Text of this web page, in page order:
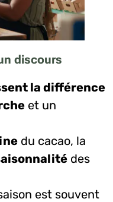
discours
la différence
et un
du cacao, la
des
est souvent